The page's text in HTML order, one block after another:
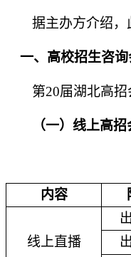
据主办方介绍
一、高校招生咨
第20届湖北高招
（一） 线上高招
内容
线上直播